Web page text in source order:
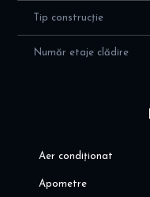
Tip construcție
Număr etaje clădire
Aer condiționat
Apometre